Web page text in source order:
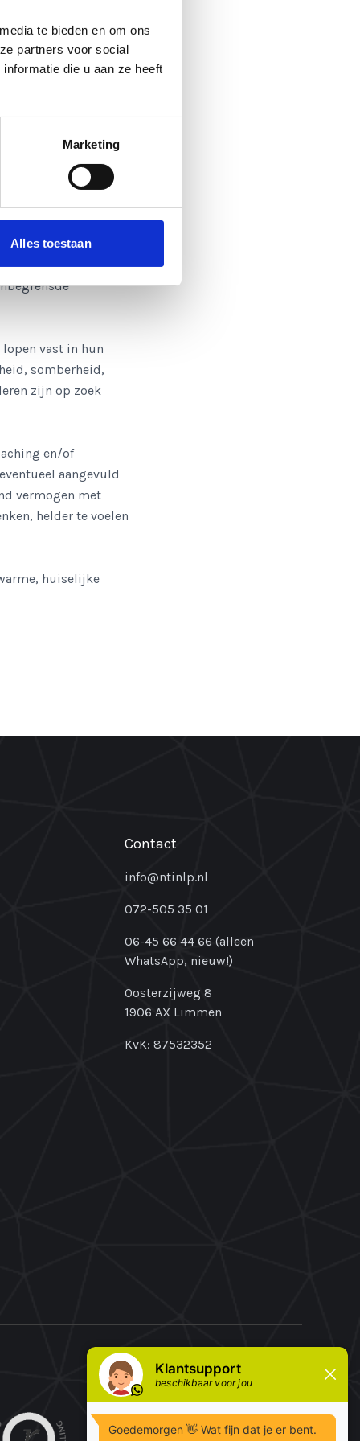
te bieden en om ons
partners voor social
die u aan ze heeft
Marketing
Alles toestaan
plek voor
is zoals hij is,
dingen, en wel
je kunt zijn wie je
in onder
ondersteunen
vast in hun
somberheid,
zijn op zoek
en/of
aangevuld
vermogen met
helder te voelen
huiselijke
Contact
info@ntinlp.nl
072-505 35 01
06-45 66 44 66 (alleen
WhatsApp, nieuw!)
Oosterzijweg 8
1906 AX Limmen
KvK: 87532352